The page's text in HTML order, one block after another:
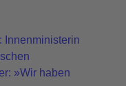
Innenministerin
»Wir haben